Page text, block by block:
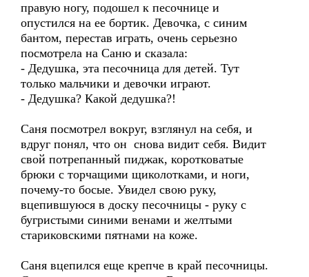
правую ногу, подошел к песочнице и
опустился на ее бортик. Девочка, с синим
бантом, перестав играть, очень серьезно
посмотрела на Саню и сказала:
- Дедушка, эта песочница для детей. Тут
только мальчики и девочки играют.
- Дедушка? Какой дедушка?!
Саня посмотрел вокруг, взглянул на себя, и
вдруг понял, что он снова видит себя. Видит
свой потрепанный пиджак, коротковатые
брюки с торчащими щиколотками, и ноги,
почему-то босые. Увидел свою руку,
вцепившуюся в доску песочницы - руку с
бугристыми синими венами и желтыми
стариковскими пятнами на коже.
Саня вцепился еще крепче в край песочницы.